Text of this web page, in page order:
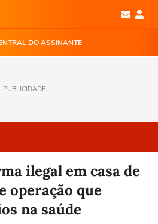
DO ASSINANTE
PUBLICIDADE
ilegal em casa de
operação que
na saúde